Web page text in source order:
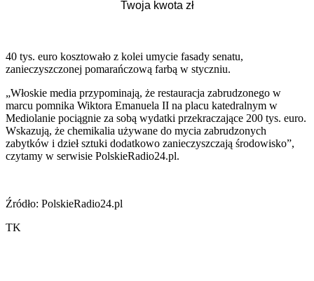
40 tys. euro kosztowało z kolei umycie fasady senatu,
zanieczyszczonej pomarańczową farbą w styczniu.
„Włoskie media przypominają, że restauracja zabrudzonego w
marcu pomnika Wiktora Emanuela II na placu katedralnym w
Mediolanie pociągnie za sobą wydatki przekraczające 200 tys. euro.
Wskazują, że chemikalia używane do mycia zabrudzonych
zabytków i dzieł sztuki dodatkowo zanieczyszczają środowisko”,
czytamy w serwisie PolskieRadio24.pl.
Źródło: PolskieRadio24.pl
TK